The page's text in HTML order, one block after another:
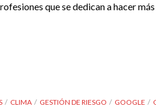
que se dedican a hacer
CLIMA GESTIÓN DE RIESGO GOOGLE